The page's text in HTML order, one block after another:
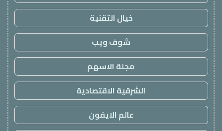
خيال التقنية
شوف ويب
مجلة الاسهم
الشرقية الاقتصادية
عالم الايفون